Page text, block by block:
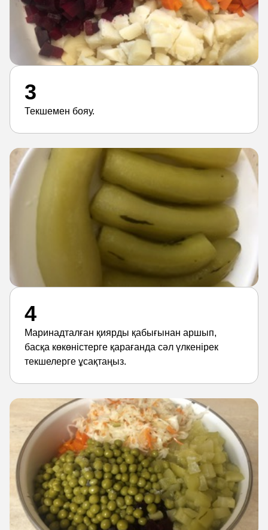
3
Текшемен бояу.
4
Маринадталған қиярды қабығынан аршып,
басқа көкөністерге қарағанда сәл үлкенірек
текшелерге ұсақтаңыз.